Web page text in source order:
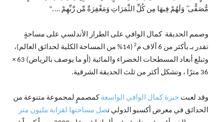
مُّصَفًّى ۖ وَلَهُمْ فِيهَا مِن كُلِّ الثَّمَرَاتِ وَمَغْفِرَةٌ مِّن رَّبِّهِمْ … .”
وصمم الحديقة كمال الوافي على الطراز الأندلسي على مساحةٍ
تقدر بـ بأكثر من 6 آلاف م
2
(14% من المساحة الكلية لحدائق العالم)،
وتبلغ أبعاد المسطحات الخضراء والمائية (أو ما يوصف بالرياض) 63 ×
36 مترًا ، وتشكل أكثر من ثلث الحديقة الشرقية.
وقد لعبت خبرة كمال الوافي الواسعة كمصممٍ لمجموعة متنوعة من
الحدائق في معرض أكسبو الدولي تصل مساحتها لقرابة مليون متر